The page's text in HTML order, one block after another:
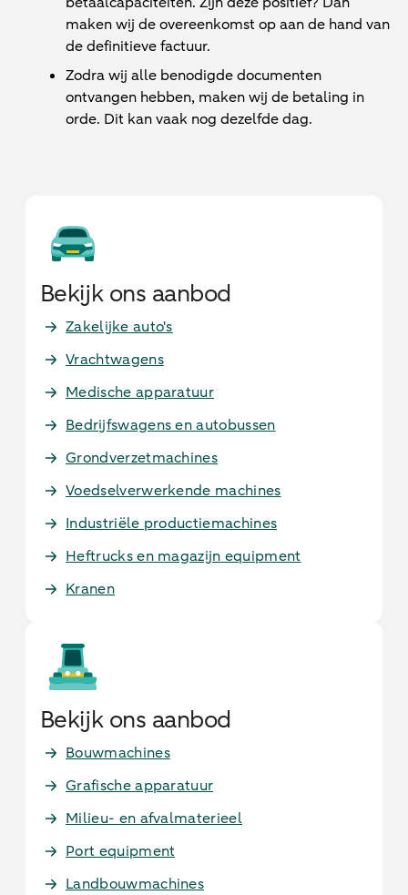
maken wij de overeenkomst op aan de hand van
de definitieve factuur.
Zodra wij alle benodigde documenten
ontvangen hebben, maken wij de betaling in
orde. Dit kan vaak nog dezelfde dag.
Bekijk ons aanbod
Zakelijke auto's
Vrachtwagens
Medische apparatuur
Bedrijfswagens en autobussen
Grondverzetmachines
Voedselverwerkende machines
Industriële productiemachines
Heftrucks en magazijn equipment
Kranen
Bekijk ons aanbod
Bouwmachines
Grafische apparatuur
Milieu- en afvalmaterieel
Port equipment
Landbouwmachines